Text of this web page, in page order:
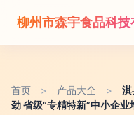
首页 > 产品大全 >
淇
劲 省级“专精特新”中小企业